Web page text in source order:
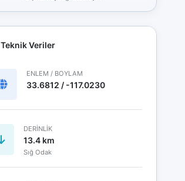
Teknik Veriler
ENLEM / BOYLAM
33.6812 / -117.0230
DERINLIK
13.4 km
Sığ Odak